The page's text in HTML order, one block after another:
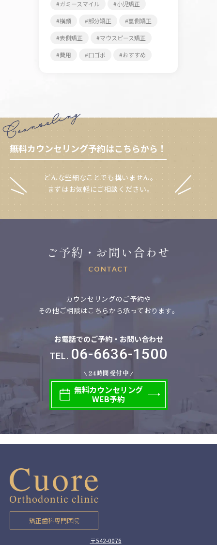
ガミースマイル 小児矯正
横顔 部分矯正 裏側矯正
表側矯正 マウスピース矯正
費用 口ゴボ おすすめ
無料カウンセリング予約はこちらから！
どんな些細なことでも構いません。
まずはお気軽にご相談ください。
ご予約・お問い合わせ
CONTACT
カウンセリングのご予約や
その他ご相談はこちらから承っております。
お電話でのご予約・お問い合わせ
TEL. 06-6636-1500
24時間受付中
無料カウンセリング
WEB予約
矯正歯科専門医院
〒542-0076